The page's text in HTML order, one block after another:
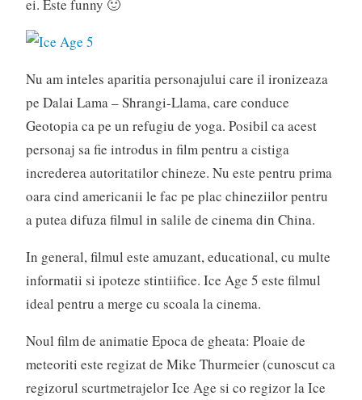
ei. Este funny 🙂
Nu am inteles aparitia personajului care il ironizeaza
pe Dalai Lama – Shrangi-Llama, care conduce
Geotopia ca pe un refugiu de yoga. Posibil ca acest
personaj sa fie introdus in film pentru a cistiga
increderea autoritatilor chineze. Nu este pentru prima
oara cind americanii le fac pe plac chineziilor pentru
a putea difuza filmul in salile de cinema din China.
In general, filmul este amuzant, educational, cu multe
informatii si ipoteze stintiifice. Ice Age 5 este filmul
ideal pentru a merge cu scoala la cinema.
Noul film de animatie Epoca de gheata: Ploaie de
meteoriti este regizat de Mike Thurmeier (cunoscut ca
regizorul scurtmetrajelor Ice Age si co regizor la Ice